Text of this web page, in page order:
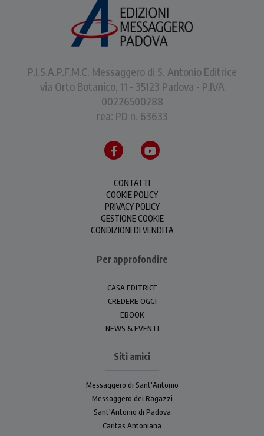
P.I.S.A.P.F.M.C. Messaggero di S. Antonio Editrice
via Orto Botanico, 11 - 35123 Padova - P.IVA
00226500288
rea: PD n. 63633
CONTATTI
COOKIE POLICY
PRIVACY POLICY
GESTIONE COOKIE
CONDIZIONI DI VENDITA
Per approfondire
CASA EDITRICE
CREDERE OGGI
EBOOK
NEWS & EVENTI
Siti amici
Messaggero di Sant'Antonio
Messaggero dei Ragazzi
Sant'Antonio di Padova
Caritas Antoniana